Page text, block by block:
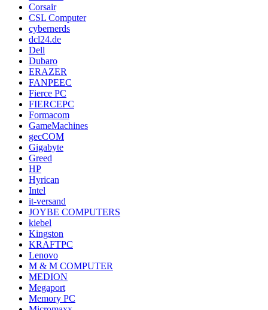
Corsair
CSL Computer
cybernerds
dcl24.de
Dell
Dubaro
ERAZER
FANPEEC
Fierce PC
FIERCEPC
Formacom
GameMachines
gecCOM
Gigabyte
Greed
HP
Hyrican
Intel
it-versand
JOYBE COMPUTERS
kiebel
Kingston
KRAFTPC
Lenovo
M & M COMPUTER
MEDION
Megaport
Memory PC